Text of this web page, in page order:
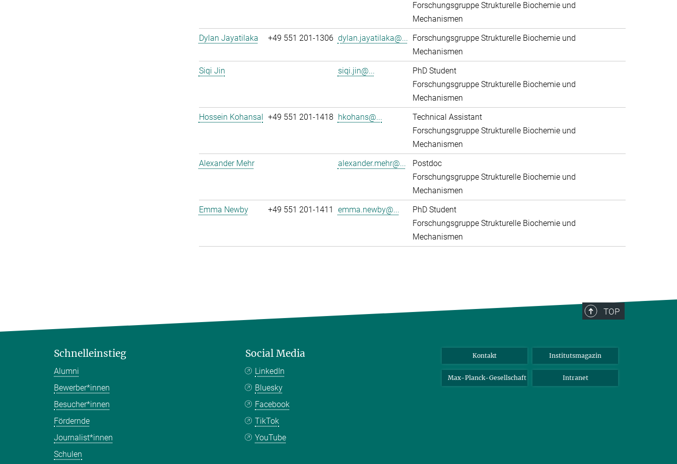
Forschungsgruppe Strukturelle Biochemie und
Mechanismen
Dylan Jayatilaka
+49 551 201-1306 dylan.jayatilaka@... Forschungsgruppe Strukturelle Biochemie und
Mechanismen
Siqi Jin
siqi.jin@...
PhD Student
Forschungsgruppe Strukturelle Biochemie und
Mechanismen
Hossein Kohansal +49 551 201-1418 hkohans@...
Technical Assistant
Forschungsgruppe Strukturelle Biochemie und
Mechanismen
Alexander Mehr
alexander.mehr@...
Postdoc
Forschungsgruppe Strukturelle Biochemie und
Mechanismen
Emma Newby
+49 551 201-1411 emma.newby@...
PhD Student
Forschungsgruppe Strukturelle Biochemie und
Mechanismen
TOP
Schnelleinstieg
Alumni
Bewerber*innen
Besucher*innen
Fördernde
Journalist*innen
Schulen
Social Media
LinkedIn
Bluesky
Facebook
TikTok
YouTube
Kontakt Institutsmagazin
Max-Planck-Gesellschaft Intranet